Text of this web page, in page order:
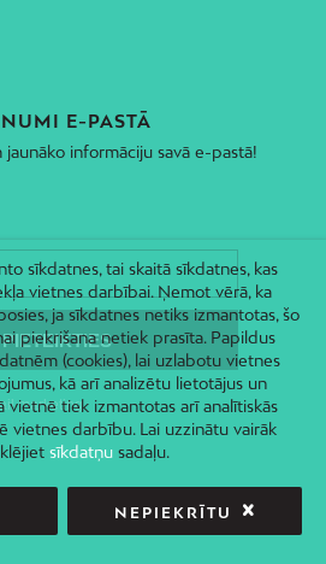
E-PASTĀ
jaunāko informāciju savā e-pastā!
sīkdatnes, tai skaitā sīkdatnes, kas
vietnes darbībai. Ņemot vērā, ka
ja sīkdatnes netiks izmantotas, šo
piekrišana netiek prasīta. Papildus
(cookies), lai uzlabotu vietnes
kā arī analizētu lietotājus un
vietnē tiek izmantotas arī analītiskās
vietnes darbību. Lai uzzinātu vairāk
sīkdatņusadaļu.
NEPIEKRĪTU